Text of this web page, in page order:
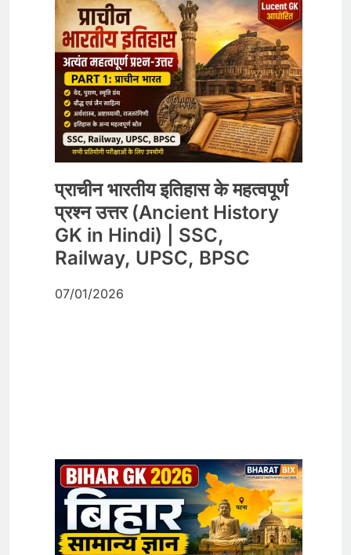
प्राचीन भारतीय इतिहास के महत्वपूर्ण
प्रश्न उत्तर (Ancient History
GK in Hindi) | SSC,
Railway, UPSC, BPSC
07/01/2026